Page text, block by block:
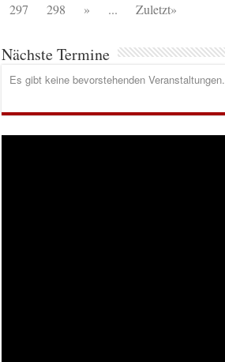
297
298 » ... Zuletzt»
Nächste Termine
Es gibt keine bevorstehenden Veranstaltungen.